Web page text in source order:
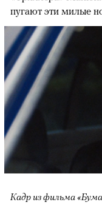
пугают эти милые
Кадр из фильма